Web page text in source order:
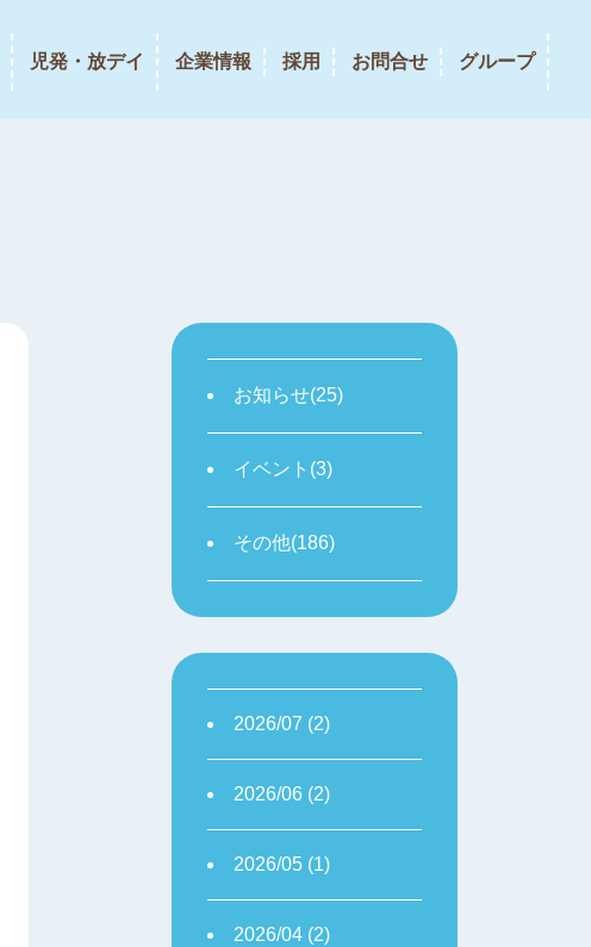
児発・放デイ 企業情報 採用 お問合せ グループ
お知らせ(25)
イベント(3)
その他(186)
2026/07 (2)
2026/06 (2)
2026/05 (1)
2026/04 (2)